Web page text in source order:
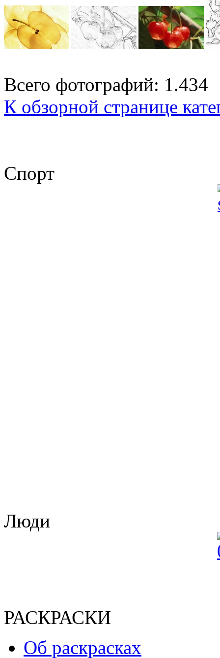
Всего фотографий: 1.434
К обзорной странице
Спорт
Люди
РАСКРАСКИ
Об раскрасках